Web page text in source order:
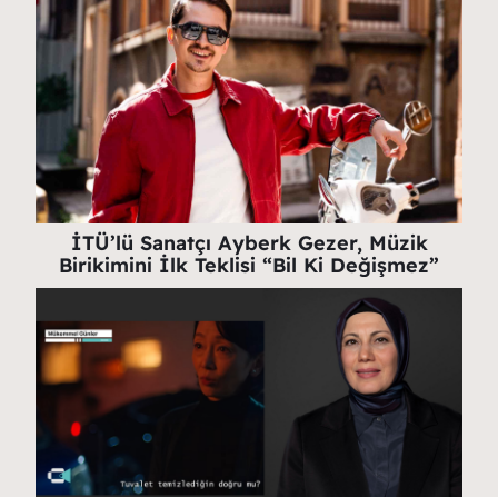
İTÜ’lü Sanatçı Ayberk Gezer, Müzik
Birikimini İlk Teklisi “Bil Ki Değişmez”